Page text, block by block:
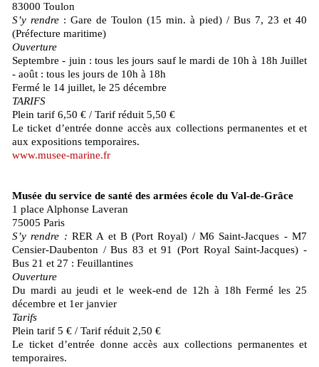
83000 Toulon
S’y rendre : Gare de Toulon (15 min. à pied) / Bus 7, 23 et 40
(Préfecture maritime)
Ouverture
Septembre - juin : tous les jours sauf le mardi de 10h à 18h Juillet
- août : tous les jours de 10h à 18h
Fermé le 14 juillet, le 25 décembre
TARIFS
Plein tarif 6,50 € / Tarif réduit 5,50 €
Le ticket d’entrée donne accès aux collections permanentes et et
aux expositions temporaires.
www.musee-marine.fr
Musée du service de santé des armées école du Val-de-Grâce
1 place Alphonse Laveran
75005 Paris
S’y rendre : RER A et B (Port Royal) / M6 Saint-Jacques - M7
Censier-Daubenton / Bus 83 et 91 (Port Royal Saint-Jacques) -
Bus 21 et 27 : Feuillantines
Ouverture
Du mardi au jeudi et le week-end de 12h à 18h Fermé les 25
décembre et 1er janvier
Tarifs
Plein tarif 5 € / Tarif réduit 2,50 €
Le ticket d’entrée donne accès aux collections permanentes et
temporaires.